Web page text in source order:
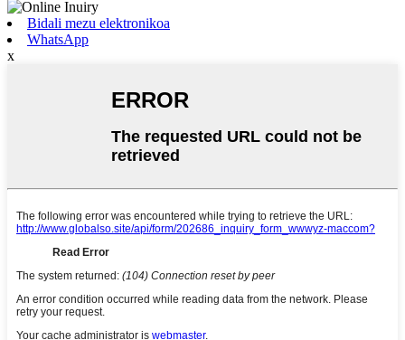
Bidali mezu elektronikoa
WhatsApp
x